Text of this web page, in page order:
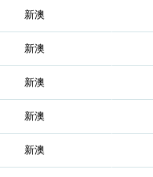
新澳
新澳
新澳
新澳
新澳